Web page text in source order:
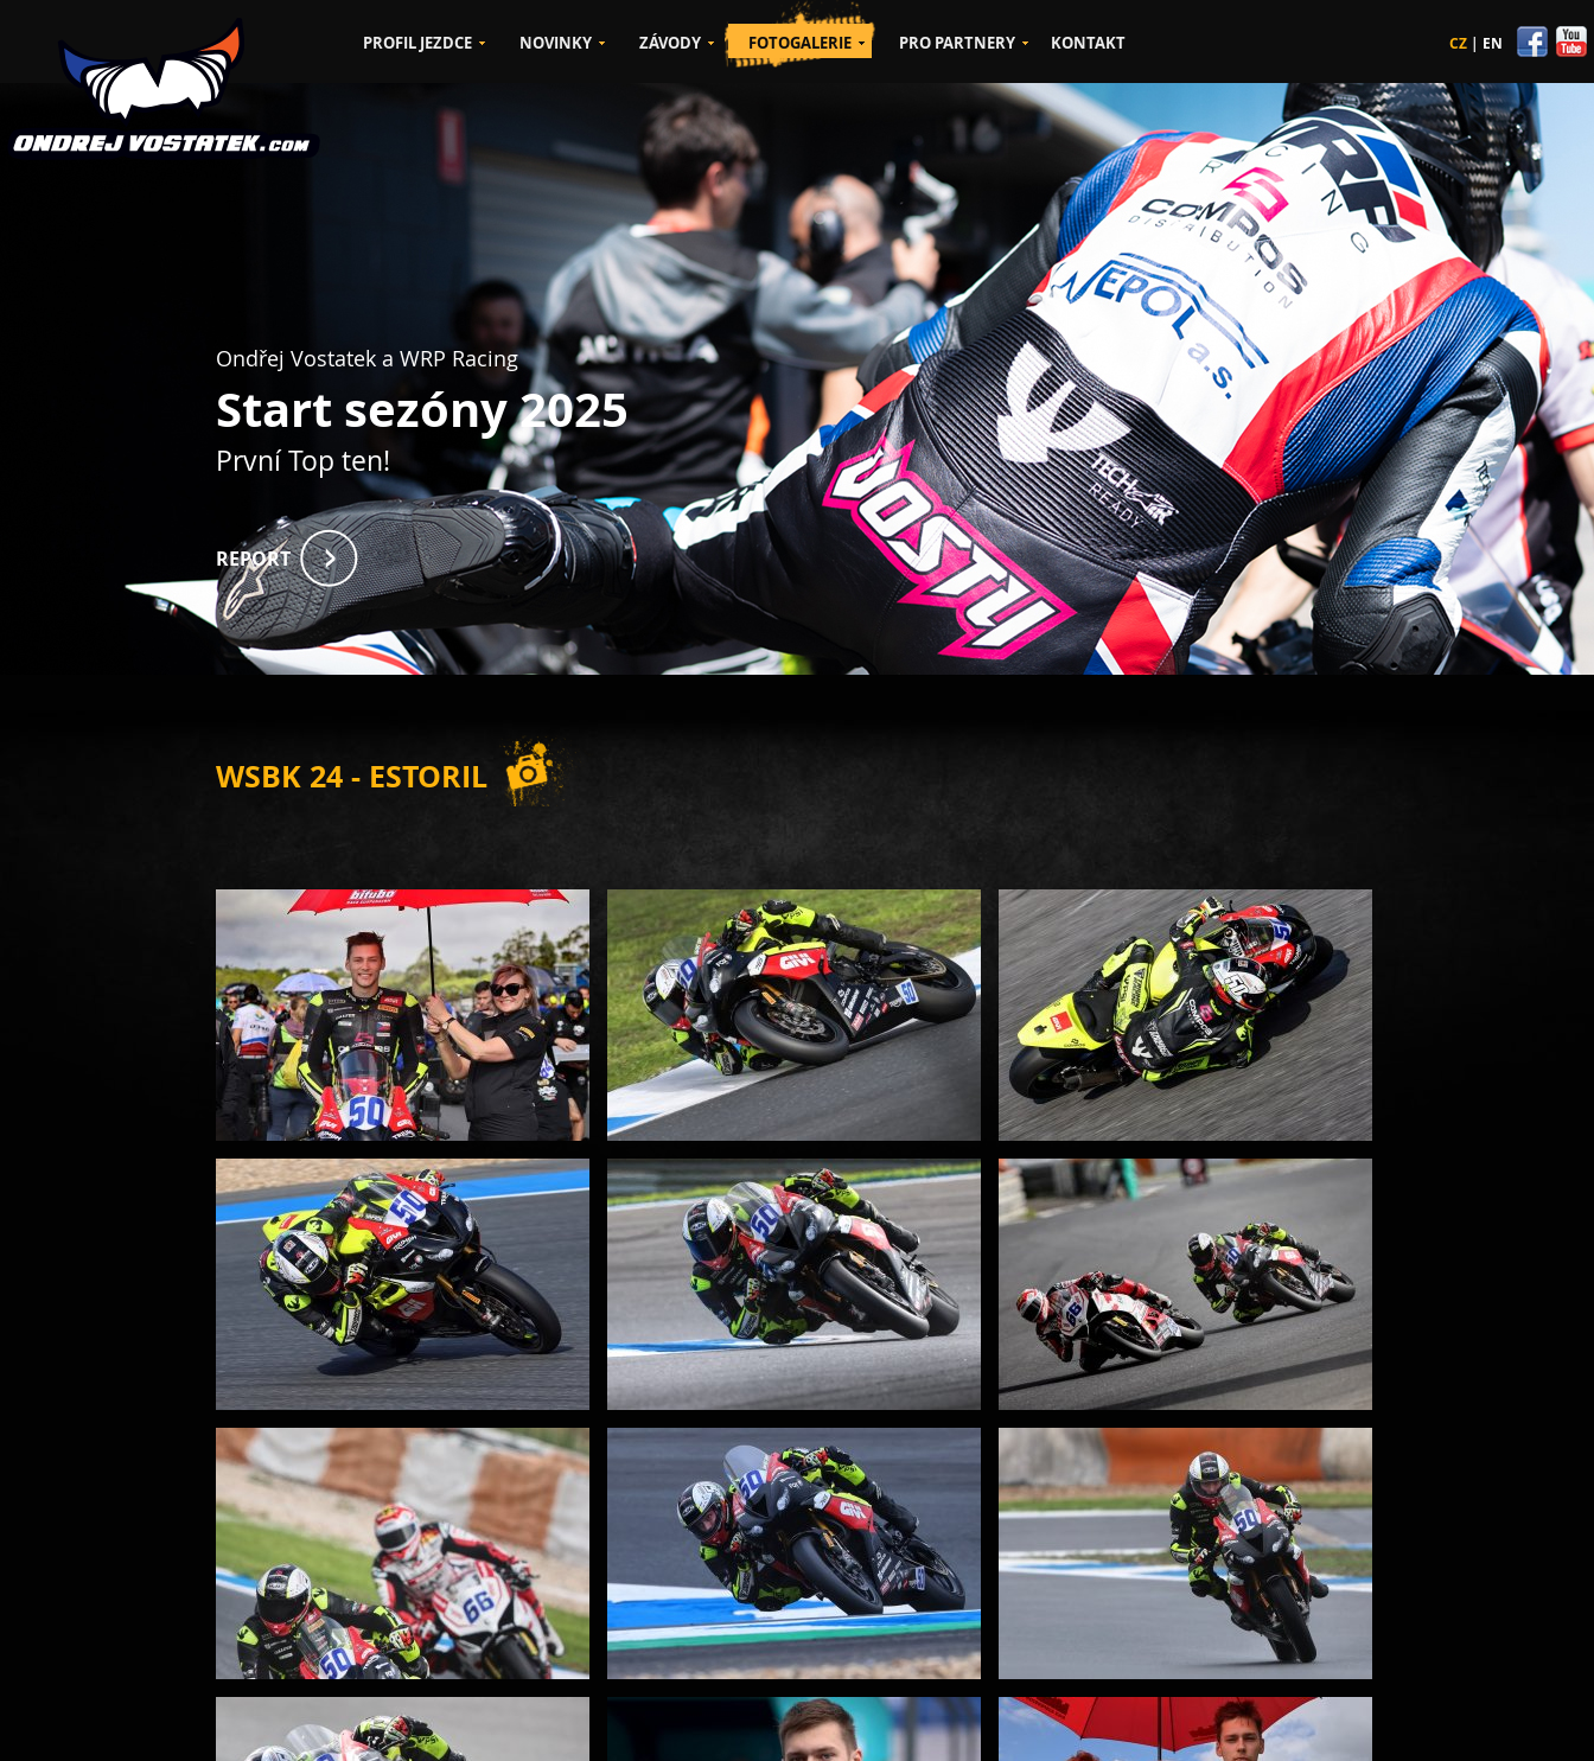
WSBK 24 - ESTORIL
PROFIL JEZDCE NOVINKY ZÁVODY FOTOGALERIE PRO PARTNERY KONTAKT CZ | EN
Ondřej Vostatek a WRP Racing
Start sezóny 2025
První Top ten!
REPORT